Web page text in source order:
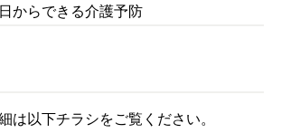
からできる介護予防
は以下チラシをご覧ください。